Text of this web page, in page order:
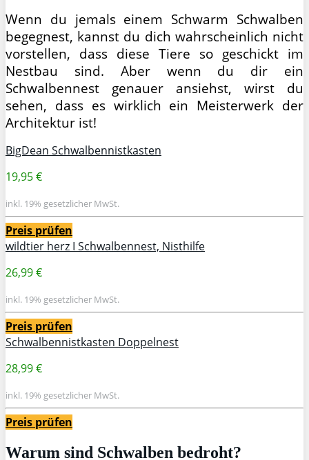
Wenn du jemals einem Schwarm Schwalben
begegnest, kannst du dich wahrscheinlich nicht
vorstellen, dass diese Tiere so geschickt im
Nestbau sind. Aber wenn du dir ein
Schwalbennest genauer ansiehst, wirst du
sehen, dass es wirklich ein Meisterwerk der
Architektur ist!
BigDean Schwalbennistkasten
19,95 €
inkl. 19% gesetzlicher MwSt.
Preis prüfen
wildtier herz I Schwalbennest, Nisthilfe
26,99 €
inkl. 19% gesetzlicher MwSt.
Preis prüfen
Schwalbennistkasten Doppelnest
28,99 €
inkl. 19% gesetzlicher MwSt.
Preis prüfen
Warum sind Schwalben bedroht?